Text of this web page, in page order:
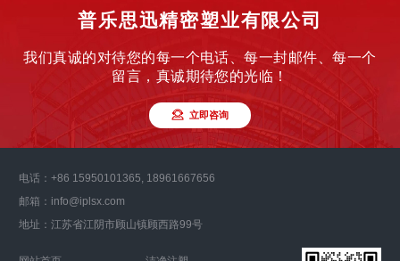
普乐思迅精密塑业有限公司
我们真诚的对待您的每一个电话、每一封邮件、每一个
留言，真诚期待您的光临！
立即咨询
电话：+86 15950101365, 18961667656
邮箱：info@iplsx.com
地址：江苏省江阴市顾山镇顾西路99号